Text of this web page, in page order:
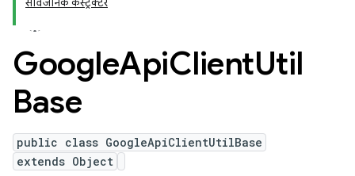
सार्वजनिक कंस्ट्रक्टर
GoogleApiClientUtil
Base
public class GoogleApiClientUtilBase
extends Object